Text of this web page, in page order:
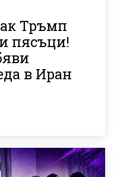
Тръмп
пясъци!
в Иран